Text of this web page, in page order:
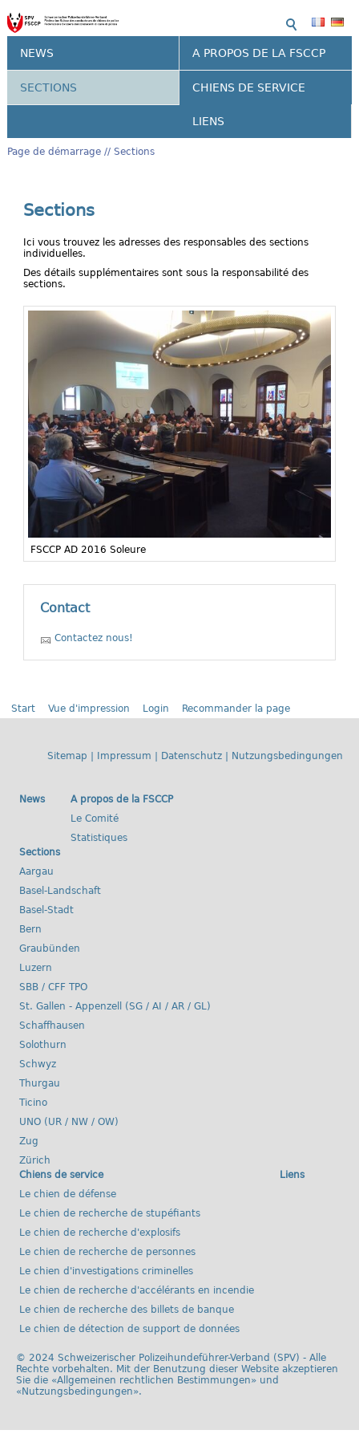
NEWS A PROPOS DE LA FSCCP
SECTIONS CHIENS DE SERVICE
LIENS
Page de démarrage Sections
Sections
Ici vous trouvez les adresses des responsables des sections
individuelles.
Des détails supplémentaires sont sous la responsabilité des
sections.
FSCCP AD 2016 Soleure
Contact
Contactez nous!
Start Vue d'impression Login Recommander la page
Sitemap Impressum Datenschutz Nutzungsbedingungen
News
A propos de la FSCCP
Le Comité
Statistiques
Sections
Aargau
Basel-Landschaft
Basel-Stadt
Bern
Graubünden
Luzern
SBB / CFF TPO
St. Gallen - Appenzell (SG / AI / AR / GL)
Schaffhausen
Solothurn
Schwyz
Thurgau
Ticino
UNO (UR / NW / OW)
Zug
Zürich
Chiens de service
Le chien de défense
Le chien de recherche de stupéfiants
Le chien de recherche d'explosifs
Le chien de recherche de personnes
Le chien d'investigations criminelles
Le chien de recherche d'accélérants en incendie
Le chien de recherche des billets de banque
Le chien de détection de support de données
Liens
© 2024 Schweizerischer Polizeihundeführer-Verband (SPV) - Alle
Rechte vorbehalten. Mit der Benutzung dieser Website akzeptieren
Sie die «Allgemeinen rechtlichen Bestimmungen» und
«Nutzungsbedingungen».